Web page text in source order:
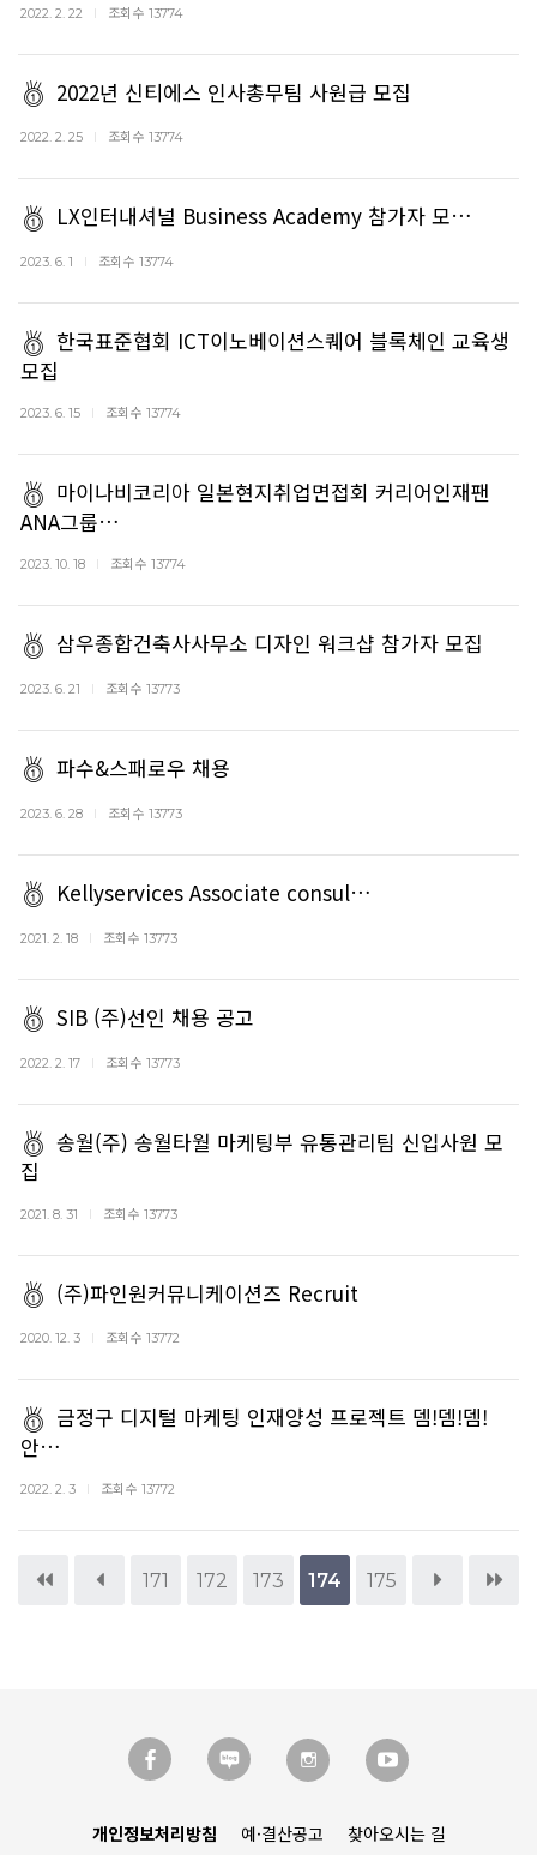
2022. 2. 22 조회수 13774
2022년 신티에스 인사총무팀 사원급 모집
2022. 2. 25 조회수 13774
LX인터내셔널 Business Academy 참가자 모…
2023. 6. 1 조회수 13774
한국표준협회 ICT이노베이션스퀘어 블록체인 교육생
모집
2023. 6. 15 조회수 13774
마이나비코리아 일본현지취업면접회 커리어인재팬
ANA그룹…
2023. 10. 18 조회수 13774
삼우종합건축사사무소 디자인 워크샵 참가자 모집
2023. 6. 21 조회수 13773
파수&스패로우 채용
2023. 6. 28 조회수 13773
Kellyservices Associate consul…
2021. 2. 18 조회수 13773
SIB (주)선인 채용 공고
2022. 2. 17 조회수 13773
송월(주) 송월타월 마케팅부 유통관리팀 신입사원 모
집
2021. 8. 31 조회수 13773
(주)파인원커뮤니케이션즈 Recruit
2020. 12. 3 조회수 13772
금정구 디지털 마케팅 인재양성 프로젝트 뎀!뎀!뎀!
안…
2022. 2. 3 조회수 13772
171 172 173 174 175
개인정보처리방침 예·결산공고
찾아오시는 길